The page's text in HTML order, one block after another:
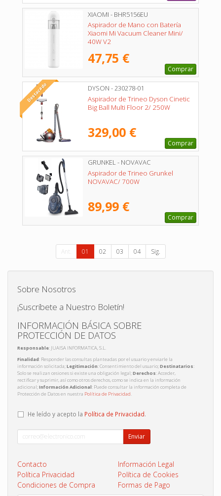
XIAOMI - BHR5156EU
Aspirador de Mano con Batería
Xiaomi Mi Vacuum Cleaner Mini/
40W V2
47,75 €
Comprar
Destacado
DYSON - 230278-01
Aspirador de Trineo Dyson Cinetic
Big Ball Multi Floor 2/ 250W
329,00 €
Comprar
GRUNKEL - NOVAVAC
Aspirador de Trineo Grunkel
NOVAVAC/ 700W
89,99 €
Comprar
Ant. 01 02 03 04 Sig.
Sobre Nosotros
¡Suscríbete a Nuestro Boletín!
INFORMACIÓN BÁSICA SOBRE
PROTECCIÓN DE DATOS
Responsable: JUAISA INFORMATICA, S.L.
Finalidad: Responder las consultas planteadas por el usuario y enviarle la
información solicitada;Legitimación: Consentimiento del usuario;Destinatarios:
Solo se realizan cesiones si existe una obligación legal;Derechos: Acceder,
rectificar y suprimir, así como otros derechos, como se indica en la información
adicional;Información Adicional: Puede consultar la información completa de
Protección de Datos en nuestra Política de Privacidad.
He leído y acepto la Política de Privacidad.
Enviar
Contacto
Información Legal
Política Privacidad
Política de Cookies
Condiciones de Compra
Formas de Pago